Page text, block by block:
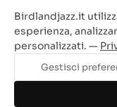
Offerte
Privacy & Cookie
Traccia il tuo ordine
Birdland
Birdlandjazz.it
esperienza,
personalizzati. —
Gestisci